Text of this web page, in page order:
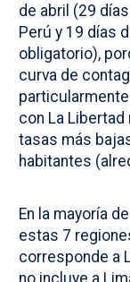
de abril (29
Perú y 19 días
obligatorio),
curva de
con La
tasas más
habitantes
En la mayoría
estas 7
corresponde a
no incluye a